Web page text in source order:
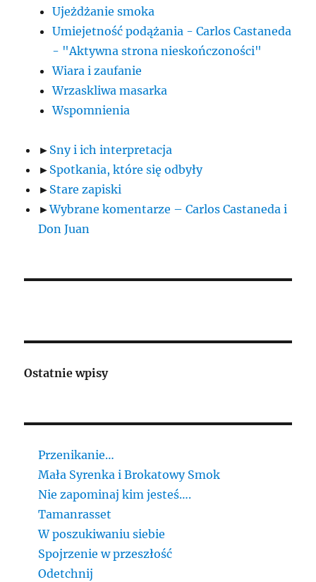
Ujeżdżanie smoka
Umiejetność podążania - Carlos Castaneda
- "Aktywna strona nieskończoności"
Wiara i zaufanie
Wrzaskliwa masarka
Wspomnienia
► Sny i ich interpretacja
► Spotkania, które się odbyły
► Stare zapiski
►Wybrane komentarze – Carlos Castaneda i
Don Juan
Ostatnie wpisy
Przenikanie…
Mała Syrenka i Brokatowy Smok
Nie zapominaj kim jesteś….
Tamanrasset
W poszukiwaniu siebie
Spojrzenie w przeszłość
Odetchnij